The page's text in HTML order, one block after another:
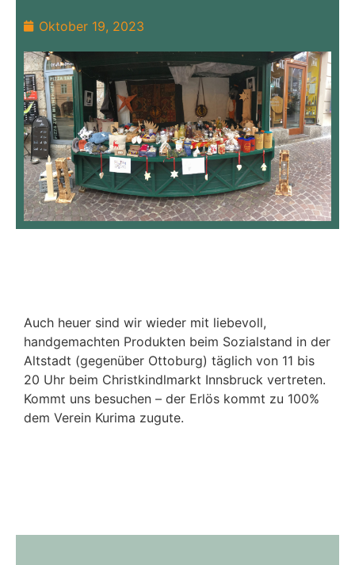
Oktober 19, 2023
Auch heuer sind wir wieder mit liebevoll,
handgemachten Produkten beim Sozialstand in der
Altstadt (gegenüber Ottoburg) täglich von 11 bis
20 Uhr beim Christkindlmarkt Innsbruck vertreten.
Kommt uns besuchen – der Erlös kommt zu 100%
dem Verein Kurima zugute.